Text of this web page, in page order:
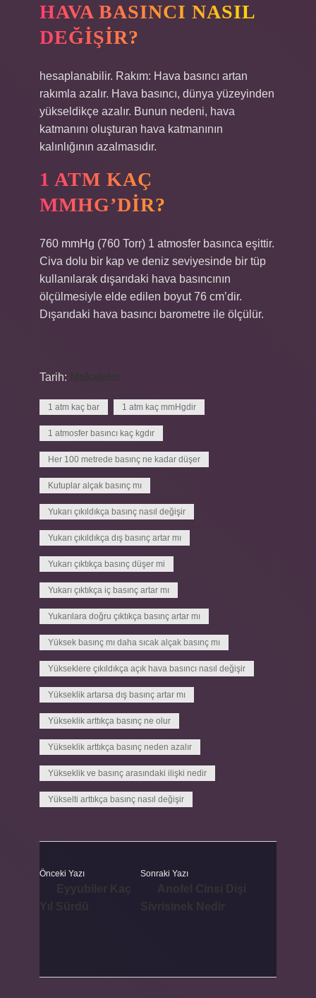
HAVA BASINCI NASIL
DEĞIŞIR?
hesaplanabilir. Rakım: Hava basıncı artan
rakımla azalır. Hava basıncı, dünya yüzeyinden
yükseldikçe azalır. Bunun nedeni, hava
katmanını oluşturan hava katmanının
kalınlığının azalmasıdır.
1 ATM KAÇ
MMHG’DIR?
760 mmHg (760 Torr) 1 atmosfer basınca eşittir.
Civa dolu bir kap ve deniz seviyesinde bir tüp
kullanılarak dışarıdaki hava basıncının
ölçülmesiyle elde edilen boyut 76 cm’dir.
Dışarıdaki hava basıncı barometre ile ölçülür.
Tarih:
1 atm kaç bar 1 atm kaç mmHgdir
1 atmosfer basıncı kaç kgdır
Her 100 metrede basınç ne kadar düşer
Kutuplar alçak basınç mı
Yukarı çıkıldıkça basınç nasıl değişir
Yukarı çıkıldıkça dış basınç artar mı
Yukarı çıktıkça basınç düşer mi
Yukarı çıktıkça iç basınç artar mı
Yukarılara doğru çıktıkça basınç artar mı
Yüksek basınç mı daha sıcak alçak basınç mı
Yükseklere çıkıldıkça açık hava basıncı nasıl değişir
Yükseklik artarsa dış basınç artar mı
Yükseklik arttıkça basınç ne olur
Yükseklik arttıkça basınç neden azalır
Yükseklik ve basınç arasındaki ilişki nedir
Yükselti arttıkça basınç nasıl değişir
Önceki Yazı Sonraki Yazı